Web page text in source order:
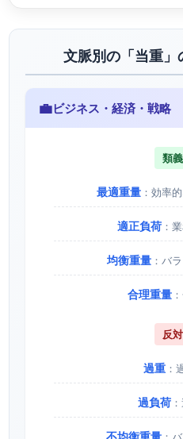
文脈別の「当重
💼ビジネス・経済・戦略
類
最適重量：効率
適正負荷：
均衡重量：バ
合理重量
反
過重 ：
過負荷